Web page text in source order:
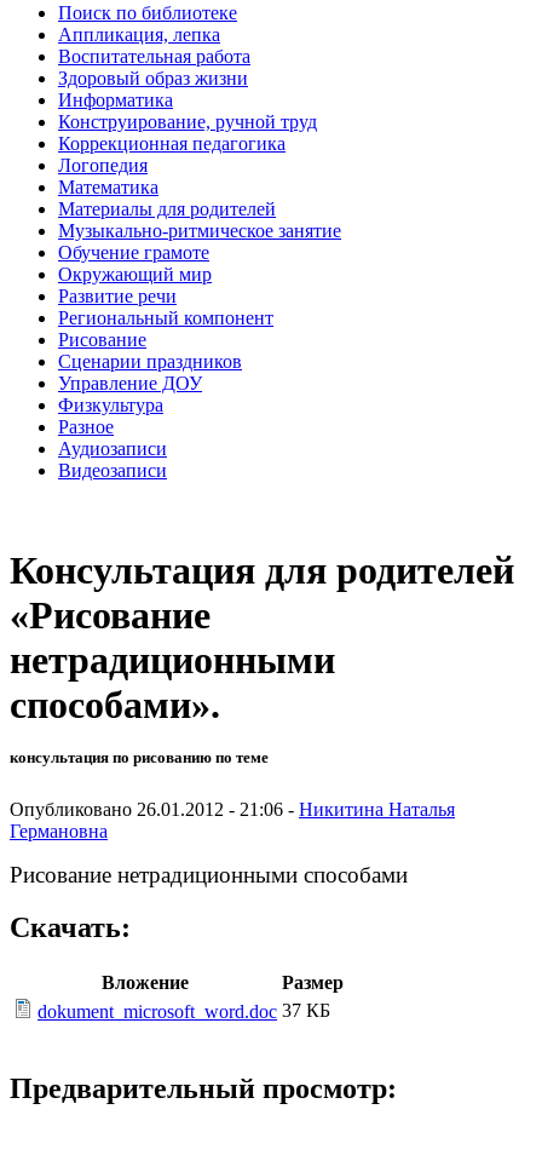
Поиск по библиотеке
Аппликация, лепка
Воспитательная работа
Здоровый образ жизни
Информатика
Конструирование, ручной труд
Коррекционная педагогика
Логопедия
Математика
Материалы для родителей
Музыкально-ритмическое занятие
Обучение грамоте
Окружающий мир
Развитие речи
Региональный компонент
Рисование
Сценарии праздников
Управление ДОУ
Физкультура
Разное
Аудиозаписи
Видеозаписи
Консультация для родителей
«Рисование
нетрадиционными
способами».
консультация по рисованию по теме
Опубликовано 26.01.2012 - 21:06 - Никитина Наталья
Германовна
Рисование нетрадиционными способами
Скачать:
Вложение
Размер
dokument_microsoft_word.doc 37 КБ
Предварительный просмотр: